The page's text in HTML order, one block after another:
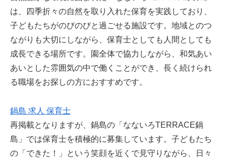
は、四季折々の自然を取り入れた保育を実践しており、
子どもたちがのびのびと過ごせる施設です。地域とのつ
ながりも大切にしながら、保育士としても人間としても
成長できる場所です。園全体で協力しながら、和気あい
あいとした雰囲気の中で働くことができ、長く続けられ
る職場をお探しの方におすすめです。
鍋島 求人 保育士
再掲載となりますが、鍋島の「なないろTERRACE鍋
島」では保育士を積極的に募集しています。子どもたち
の「できた！」という笑顔を近くで見守りながら、日々